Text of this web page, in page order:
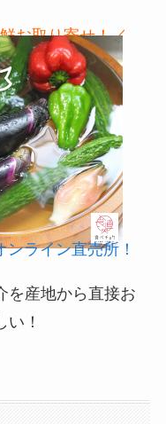
お取り寄せ！／
ンライン直売所！
を産地から直接お
！